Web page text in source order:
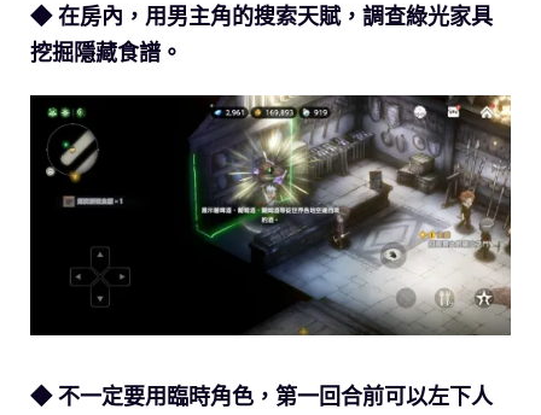
◆ 在房內，用男主角的搜索天賦，調查綠光家具
挖掘隱藏食譜。
◆ 不一定要用臨時角色，第一回合前可以左下人